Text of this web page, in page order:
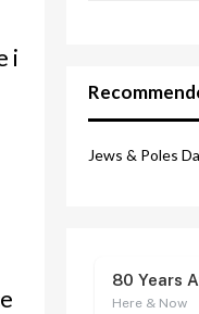
i
Jews & Poles